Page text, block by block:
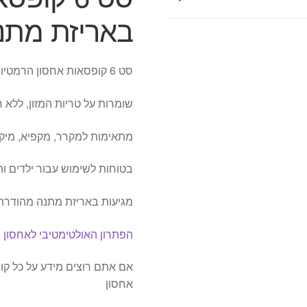
באריזת
סט 6 קופסאות אחסון הרמטיות בגדלים שונים.
שומרות על טריות המזון, ללא
מתאימות למקרר, מקפיא,
בטוחות לשימוש עבור ילדים
מגיעות באריזת מתנה
הפתרון האולטימטיבי לאחסון
אם אתם רוצים מידע על כל
אחסון